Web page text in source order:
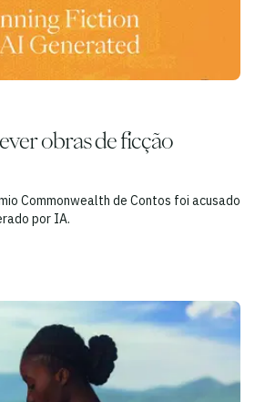
obras de ficção
Commonwealth de Contos foi acusado
por IA.